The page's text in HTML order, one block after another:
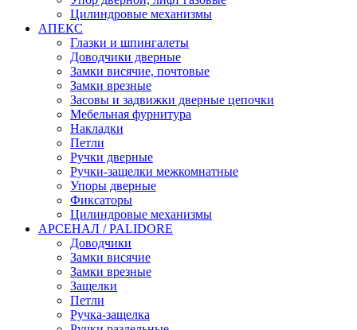
Цилиндровые механизмы
АПЕКС
Глазки и шпингалеты
Доводчики дверные
Замки висячие, почтовые
Замки врезные
Засовы и задвижки дверные цепочки
Мебельная фурнитура
Накладки
Петли
Ручки дверные
Ручки-защелки межкомнатные
Упоры дверные
Фиксаторы
Цилиндровые механизмы
АРСЕНАЛ / PALIDORE
Доводчики
Замки висячие
Замки врезные
Защелки
Петли
Ручка-защелка